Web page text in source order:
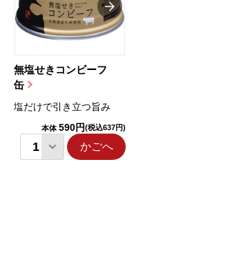
無塩せきコンビーフ
缶
塩だけで引き立つ旨み
本体 590円(税込637円)
かごへ